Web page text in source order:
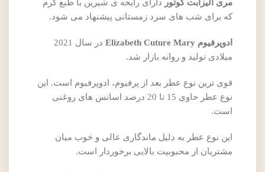
مری الیزابت کوتور دارای رایحه ی شیرین با طبع گرم
که برای شب های سرد زمستانی پیشنهاد می شود.
ادوپرفیوم Elizabeth Cuture Mary
در سال 2021
میلادی تولید و روانه بازار شد.
قوی ترین نوع عطر بعد از پرفیوم، ادوپرفیوم است. این
نوع عطر حاوی 15 تا 20 درصد اسانس های روغنی
است.
این نوع عطر به دلیل ماندگاری عالی و خوب میان
مشتریان از محبوبیت بالایی برخوردار است.